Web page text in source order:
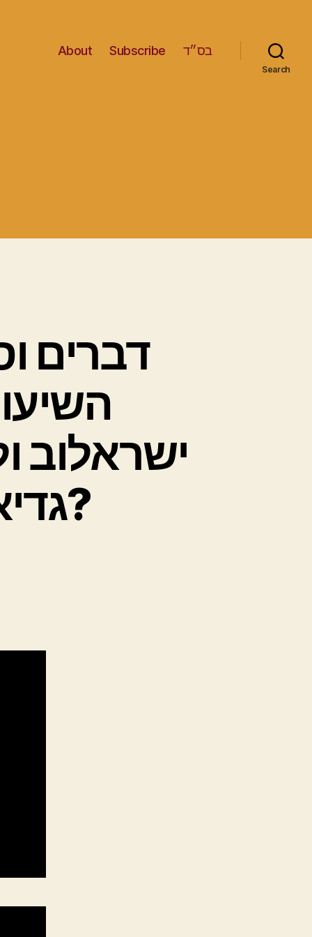
About Subscribe בס״ד
Search
דברים
ישראלוב
גדיא”? איזה רזים יש בפיוט?